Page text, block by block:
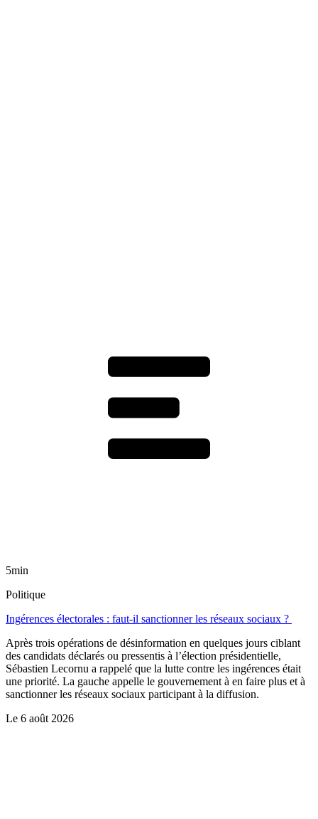
5min
Politique
Ingérences électorales : faut-il sanctionner les réseaux sociaux ?
Après trois opérations de désinformation en quelques jours ciblant
des candidats déclarés ou pressentis à l’élection présidentielle,
Sébastien Lecornu a rappelé que la lutte contre les ingérences était
une priorité. La gauche appelle le gouvernement à en faire plus et à
sanctionner les réseaux sociaux participant à la diffusion.
Le 6 août 2026